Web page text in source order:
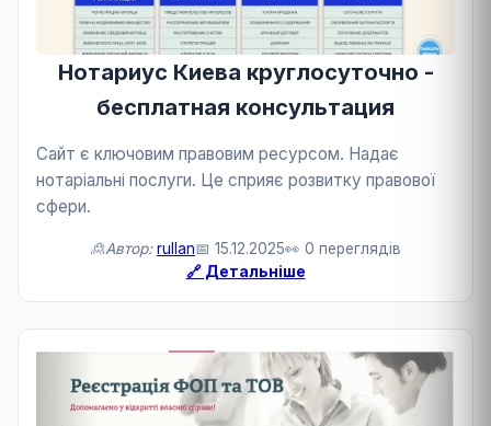
Нотариус Киева круглосуточно -
бесплатная консультация
Сайт є ключовим правовим ресурсом. Надає
нотаріальні послуги. Це сприяє розвитку правової
сфери.
🙎Автор: rullan📅 15.12.2025👀 0 переглядів
🔗 Детальніше